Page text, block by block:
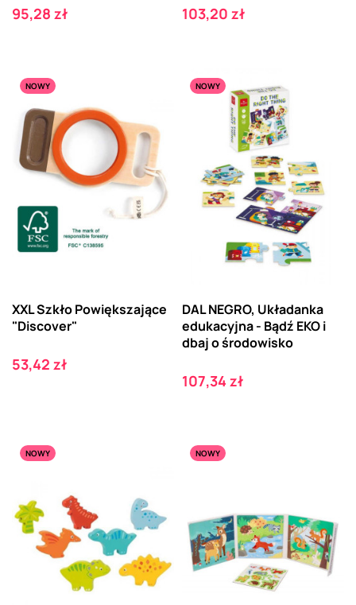
Cena
95,28 zł Cena
103,20 zł
NOWY
XXL Szkło Powiększające
"Discover"
Cena
53,42 zł
NOWY
DAL NEGRO, Układanka
edukacyjna - Bądź EKO i
dbaj o środowisko
Cena
107,34 zł
NOWY NOWY